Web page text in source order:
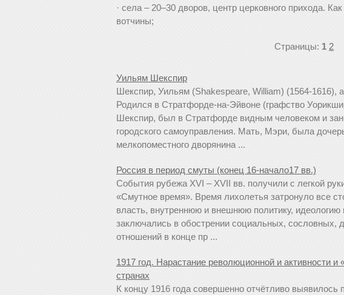
· села – 20–30 дворов, центр церковного прихода.
вотчины;
Страницы: 1 2
Уильям Шекспир
Шекспир, Уильям (Shakespeare, William) (1564-1616),
Родился в Стратфорде-на-Эйвоне (графство
Шекспир, был в Стратфорде видным человеком и
городского самоуправления. Мать, Мэри, была
мелкопоместного дворянина ...
Россия в период смуты (конец 16-начало17 вв.)
События рубежа XVI – XVII вв. получили с легкой
«Смутное время». Время лихолетья затронуло все
власть, внутреннюю и внешнюю политику,
заключались в обострении социальных, сословных,
отношений в конце пр ...
1917 год. На­рас­та­ние ре­во­лю­ци­он­ной и ак­тив­но­сти
стра­нах
К кон­цу 1916 го­да со­вер­шен­но от­чёт­ли­во